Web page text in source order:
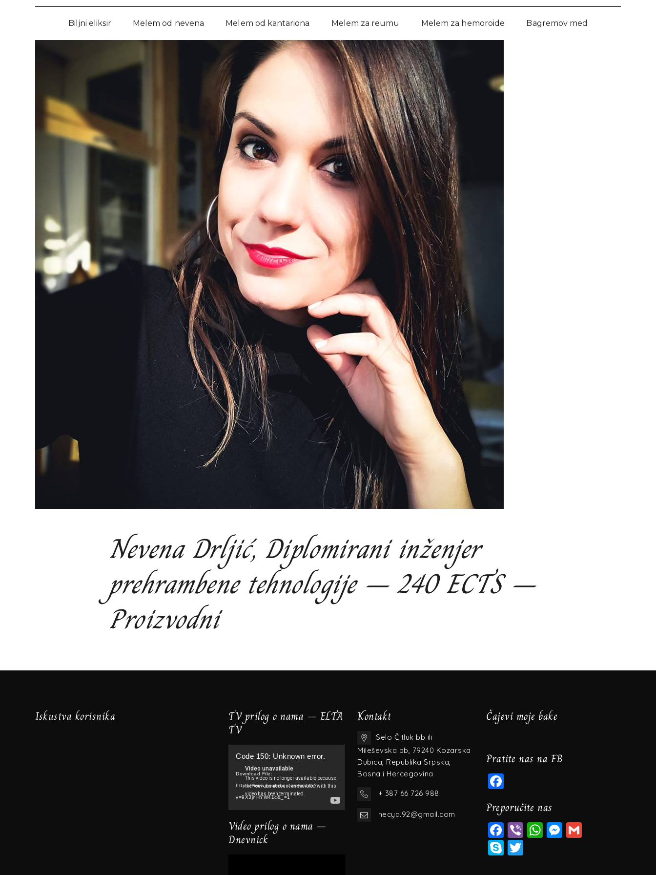
Biljni eliksir Melem od nevena Melem od kantariona Melem za reumu Melem za hemoroide Bagremov med
Nevena Drljić, Diplomirani inženjer
prehrambene tehnologije – 240 ECTS –
Proizvodni
Iskustva korisnika
TV prilog o nama – ELTA
TV
Player
Code 150: Unknown error.
Download File:
https://www.youtube.com/watch?
v=9X3jnHYW41c&_=1
Video prilog o nama –
Dnevnick
Kontakt
Selo Čitluk bb ili
Mileševska bb, 79240 Kozarska
Dubica, Republika Srpska,
Bosna i Hercegovina
+ 387 66 726 988
necyd.92@gmail.com
Čajevi moje bake
Pratite nas na FB
Preporučite nas
Facebook
ViberWhatsApp
Messenger
Skype